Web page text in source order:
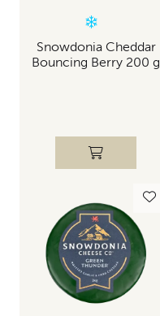
Snowdonia Cheddar
Bouncing Berry 200 g